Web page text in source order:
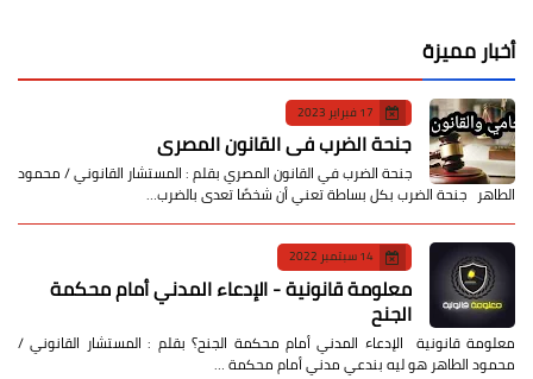
أخبار مميزة
17 فبراير 2023
جنحة الضرب في القانون المصري
جنحة الضرب في القانون المصري بقلم : المستشار القانوني / محمود
الطاهر جنحة الضرب بكل بساطة تعني أن شخصًا تعدى بالضرب…
14 سبتمبر 2022
معلومة قانونية - الإدعاء المدني أمام محكمة
الجنح
معلومة قانونية الإدعاء المدني أمام محكمة الجنح؟ بقلم : المستشار القانوني /
محمود الطاهر هو ليه بندعي مدني أمام محكمة …